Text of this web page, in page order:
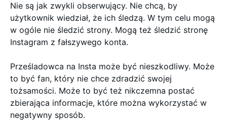
Nie są jak zwykli obserwujący. Nie chcą, by
użytkownik wiedział, że ich śledzą. W tym celu mogą
w ogóle nie śledzić strony. Mogą też śledzić stronę
Instagram z fałszywego konta.
Prześladowca na Insta może być nieszkodliwy. Może
to być fan, który nie chce zdradzić swojej
tożsamości. Może to być też nikczemna postać
zbierająca informacje, które można wykorzystać w
negatywny sposób.